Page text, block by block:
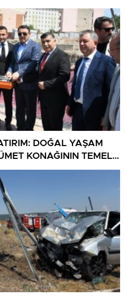
DOĞAL YAŞAM
KONAĞININ TEMELİ